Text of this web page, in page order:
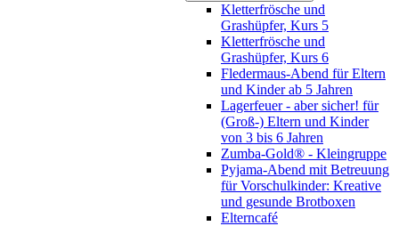
Kletterfrösche und
Grashüpfer, Kurs 5
Kletterfrösche und
Grashüpfer, Kurs 6
Fledermaus-Abend für Eltern
und Kinder ab 5 Jahren
Lagerfeuer - aber sicher! für
(Groß-) Eltern und Kinder
von 3 bis 6 Jahren
Zumba-Gold® - Kleingruppe
Pyjama-Abend mit Betreuung
für Vorschulkinder: Kreative
und gesunde Brotboxen
Elterncafé